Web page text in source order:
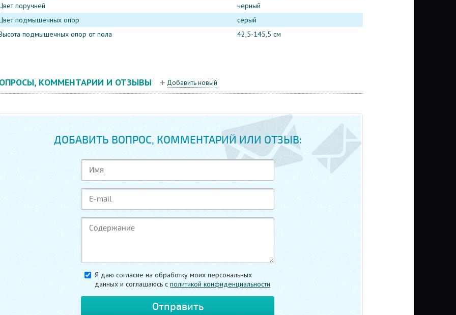
поручней
черный
подмышечных опор
серый
подмышечных опор от пола
42,5-145,5 см
КОММЕНТАРИИ И ОТЗЫВЫ Добавить новый
ДОБАВИТЬ ВОПРОС, КОММЕНТАРИЙ ИЛИ ОТЗЫВ:
Я даю согласие на обработку моих персональных
данных и соглашаюсь cполитикой конфиденциальности